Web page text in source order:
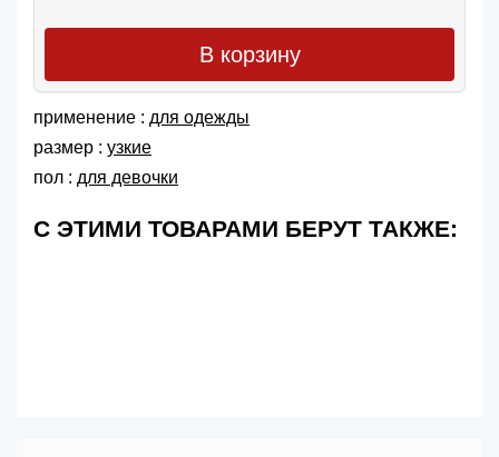
В корзину
применение : для одежды
размер : узкие
пол : для девочки
С ЭТИМИ ТОВАРАМИ БЕРУТ ТАКЖЕ: